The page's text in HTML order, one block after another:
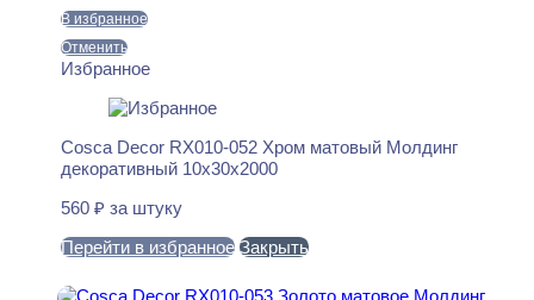
В избранное
Отменить
Избранное
Cosca Decor RX010-052 Хром матовый Молдинг
декоративный 10x30x2000
560 ₽ за штуку
Перейти в избранное Закрыть